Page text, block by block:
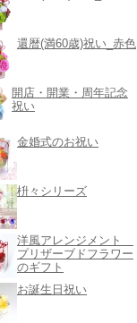
還暦(満60歳)祝い_赤色
開店・開業・周年記念
祝い
金婚式のお祝い
枡々シリーズ
洋風アレンジメント＿
プリザーブドフラワー
のギフト
お誕生日祝い